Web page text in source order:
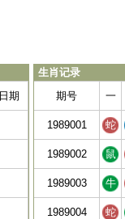
日期
生肖记录
期号
一
1989001 蛇
1989002 鼠
1989003 牛
1989004 蛇